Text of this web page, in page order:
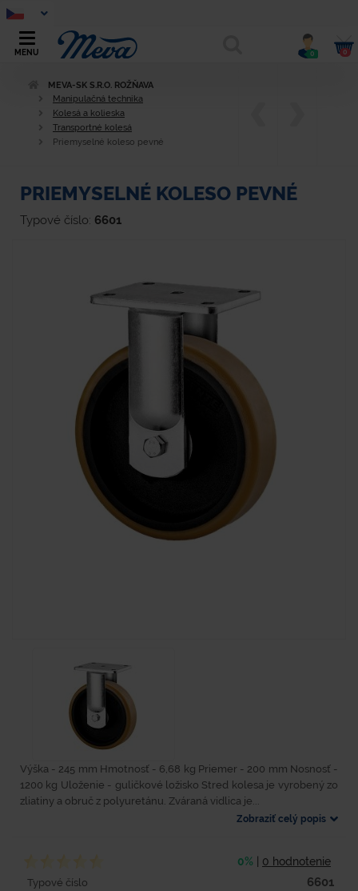
MENU 0 0
MEVA-SK S.R.O. ROŽŇAVA
Manipulačná technika
Kolesá a kolieska
Transportné kolesá
Priemyselné koleso pevné
PRIEMYSELNÉ KOLESO PEVNÉ
Typové číslo: 6601
Výška - 245 mm Hmotnosť - 6,68 kg Priemer - 200 mm Nosnosť -
1200 kg Uloženie - guličkové ložisko Stred kolesa je vyrobený zo
zliatiny a obruč z polyuretánu. Zváraná vidlica je...
Zobraziť celý popis
0% 0 hodnotenie
Typové číslo 6601